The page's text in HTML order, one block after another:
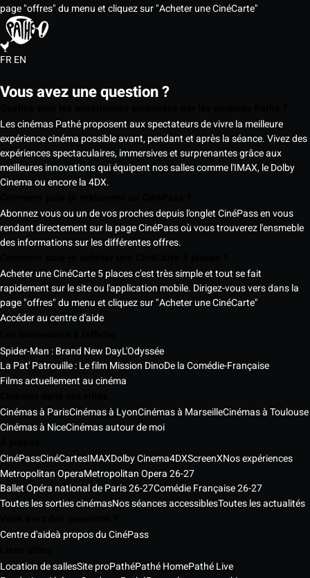
page "offres" du menu et cliquez sur "Acheter une CinéCarte"
FREN
Vous avez une question ?
Les cinémas Pathé proposent aux spectateurs de vivre la meilleure
expérience cinéma possible avant, pendant et après la séance. Vivez des
expériences spectaculaires, immersives et surprenantes grâce aux
meilleures innovations qui équipent nos salles comme l'IMAX, le Dolby
Cinema ou encore la 4DX.
Abonnez vous ou un de vos proches depuis l'onglet CinéPass en vous
rendant directement sur la page CinéPass où vous trouverez l'ensmeble
des informations sur les différentes offres.
Acheter une CinéCarte 5 places c'est très simple et tout se fait
rapidement sur le site ou l'application mobile. Dirigez-vous vers dans la
page "offres" du menu et cliquez sur "Acheter une CinéCarte"
Accéder au centre d'aide
Spider-Man : Brand New DayL'Odyssée
La Pat' Patrouille : Le film Mission DinoDe la Comédie-Française
Films actuellement au cinéma
Cinémas à ParisCinémas à LyonCinémas à MarseilleCinémas à Toulouse
Cinémas à NiceCinémas autour de moi
CinéPassCinéCartesIMAXDolby Cinema4DXScreenXNos expériences
Metropolitan OperaMetropolitan Opera 26-27
Ballet Opéra national de Paris 26-27Comédie Française 26-27
Toutes les sorties cinémasNos séances accessiblesToutes les actualités
Centre d'aideà propos du CinéPass
Location de sallesSite proPathéPathé HomePathé Live